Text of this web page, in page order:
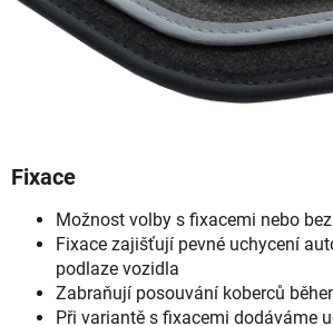
Fixace
Možnost volby s fixacemi nebo
Fixace zajišťují pevné uchycení
podlaze vozidla
Zabraňují posouvání koberců
Při variantě s fixacemi dodáváme